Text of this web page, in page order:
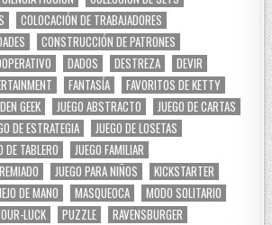
COLOCACIÓN DE TRABAJADORES
CONSTRUCCIÓN DE PATRONES
DADOS DESTREZA
DEVIR
FANTASÍA
FAVORITOS DE KETTY
GEEK JUEGO ABSTRACTO
JUEGO DE CARTAS
DE ESTRATEGIA
JUEGO DE LOSETAS
DE TABLERO
JUEGO FAMILIAR
JUEGO PARA NIÑOS
KICKSTARTER
DE MANO MASQUEOCA
MODO SOLITARIO
LUCK PUZZLE
RAVENSBURGER